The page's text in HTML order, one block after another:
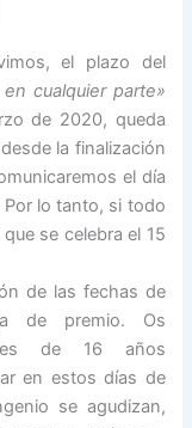
el plazo del
en cualquier parte»
de 2020, queda
la finalización
el día
lo tanto, si todo
se celebra el 15
de las fechas de
de premio. Os
de 16 años
en estos días de
se agudizan,